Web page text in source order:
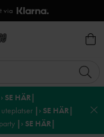
via
SE HÄR|
|› SE HÄR|
|› SE HÄR|